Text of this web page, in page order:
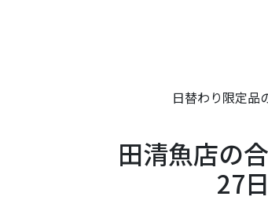
日替わり限定品
田清魚店の
27